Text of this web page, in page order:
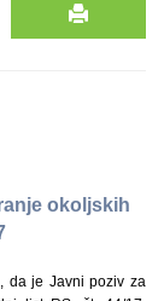
okoljskih
da je Javni poziv za